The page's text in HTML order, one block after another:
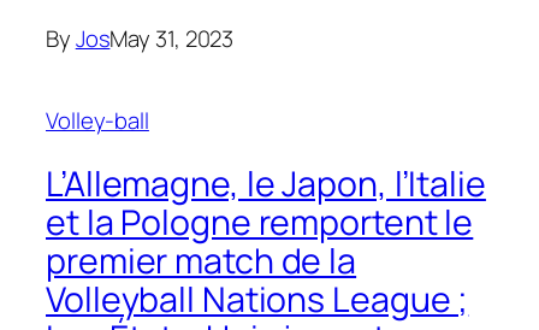
ByJosMay 31, 2023
Volley-ball
L’Allemagne, le Japon, l’Italie
et la Pologne remportent le
premier match de la
Volleyball Nations League ;